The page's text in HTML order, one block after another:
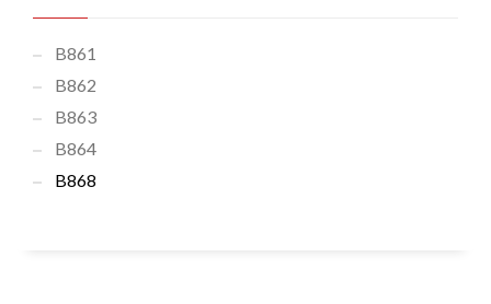
B861
B862
B863
B864
B868